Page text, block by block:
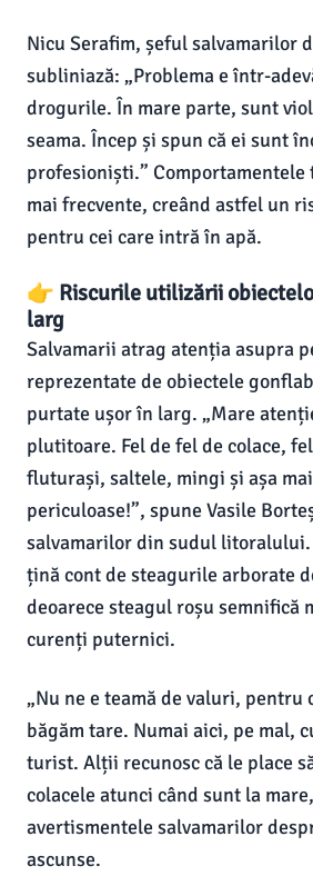
Nicu Serafim, șeful salvamarilor
subliniază: „Problema e într-
drogurile. În mare parte, sunt
seama. Încep și spun că ei sunt
profesioniști.”
mai frecvente, creând astfel un
pentru cei care intră în apă.
👉 Riscurile utilizării
larg
Salvamarii atrag atenția asupra
reprezentate de obiectele
purtate ușor în larg. „Mare
plutitoare. Fel de fel de colace,
fluturași, saltele, mingi și așa
periculoase!”, spune Vasile
salvamarilor din sudul
țină cont de steagurile arborate
deoarece steagul roșu semnifică
curenți puternici.
„Nu ne e teamă de valuri, pentru
băgăm tare. Numai aici, pe mal,
turist. Alții recunosc că le place
colacele atunci când sunt la
avertismentele salvamarilor
ascunse.